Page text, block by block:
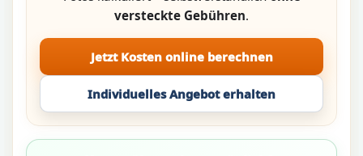
versteckte Gebühren.
Jetzt Kosten online berechnen
Individuelles Angebot erhalten